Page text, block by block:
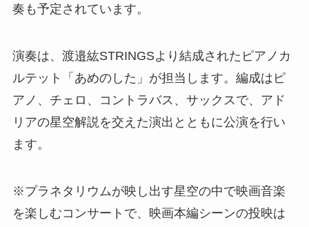
奏も予定されています。
演奏は、渡邉紘STRINGSより結成されたピアノカ
ルテット「あめのした」が担当します。編成はピ
アノ、チェロ、コントラバス、サックスで、アド
リアの星空解説を交えた演出とともに公演を行い
ます。
※プラネタリウムが映し出す星空の中で映画音楽
を楽しむコンサートで、映画本編シーンの投映は